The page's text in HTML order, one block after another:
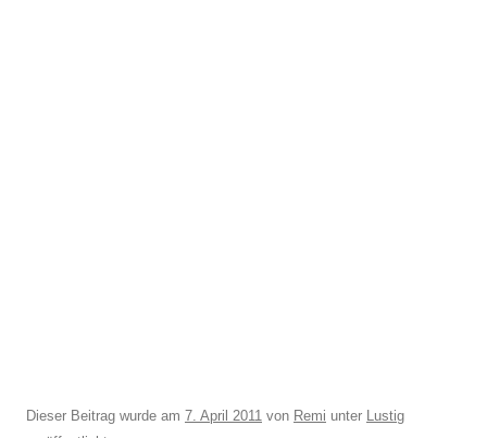
Dieser Beitrag wurde am 7. April 2011 von Remi unter Lustig